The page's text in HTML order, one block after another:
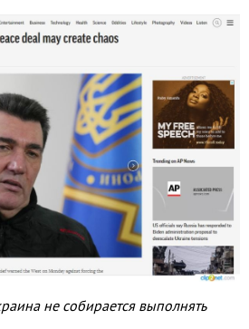
не собирается выполнять